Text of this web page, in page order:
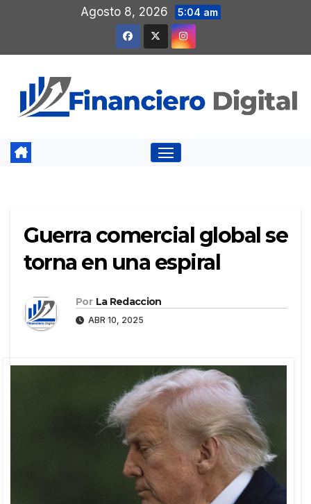
contenido
Agosto 8, 2026 5:04 am
Guerra comercial global se
torna en una espiral
Por La Redaccion
ABR 10, 2025